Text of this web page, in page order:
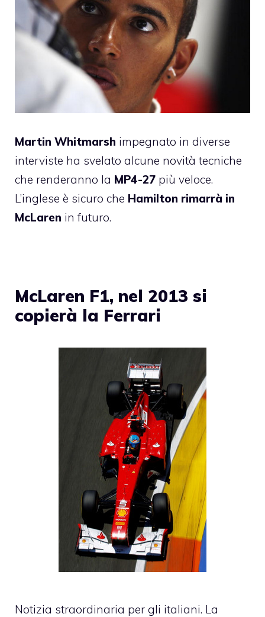
Martin Whitmarsh impegnato in diverse
interviste ha svelato alcune novità tecniche
che renderanno la MP4-27 più veloce.
L’inglese è sicuro che Hamilton rimarrà in
McLaren in futuro.
McLaren F1, nel 2013 si
copierà la Ferrari
Notizia straordinaria per gli italiani. La